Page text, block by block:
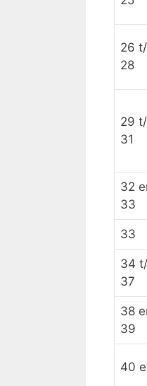
26
28
29
31
32
33
33
34
37
38
39
40